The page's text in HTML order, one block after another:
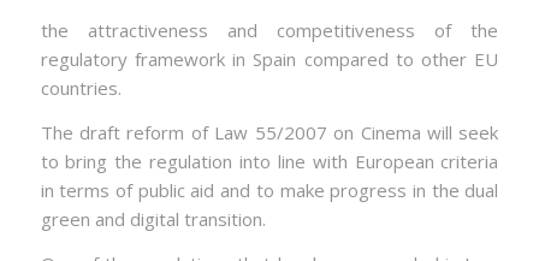
the attractiveness and competitiveness of the
regulatory framework in Spain compared to other EU
countries.
The draft reform of Law 55/2007 on Cinema will seek
to bring the regulation into line with European criteria
in terms of public aid and to make progress in the dual
green and digital transition.